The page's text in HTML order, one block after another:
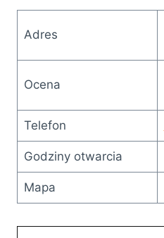
Adres
Ocena
Telefon
Godziny otwarcia
Mapa